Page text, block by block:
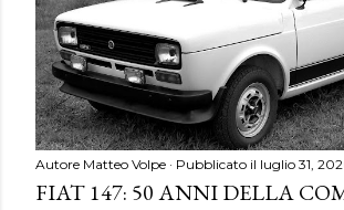
Autore Matteo Volpe Pubblicato il luglio 31,
FIAT 147: 50 ANNI DELLA